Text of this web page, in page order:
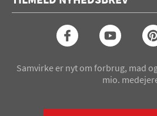
Seneste Samvirke-magasin
Annoncering
Coop medlem
Samvirke er nyt om forbrug, mad
mio.